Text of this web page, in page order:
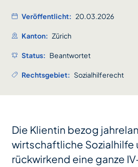
Veröffentlicht: 20.03.2026
Kanton: Zürich
Status: Beantwortet
Rechtsgebiet: Sozialhilferecht
Die Klientin bezog
wirtschaftliche Sozialhilfe
rückwirkend eine ganze